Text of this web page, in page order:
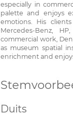
especially in
palette and enjoys
emotions. His
Mercedes-Benz,
commercial work,
as museum spatial
enrichment and
Duits